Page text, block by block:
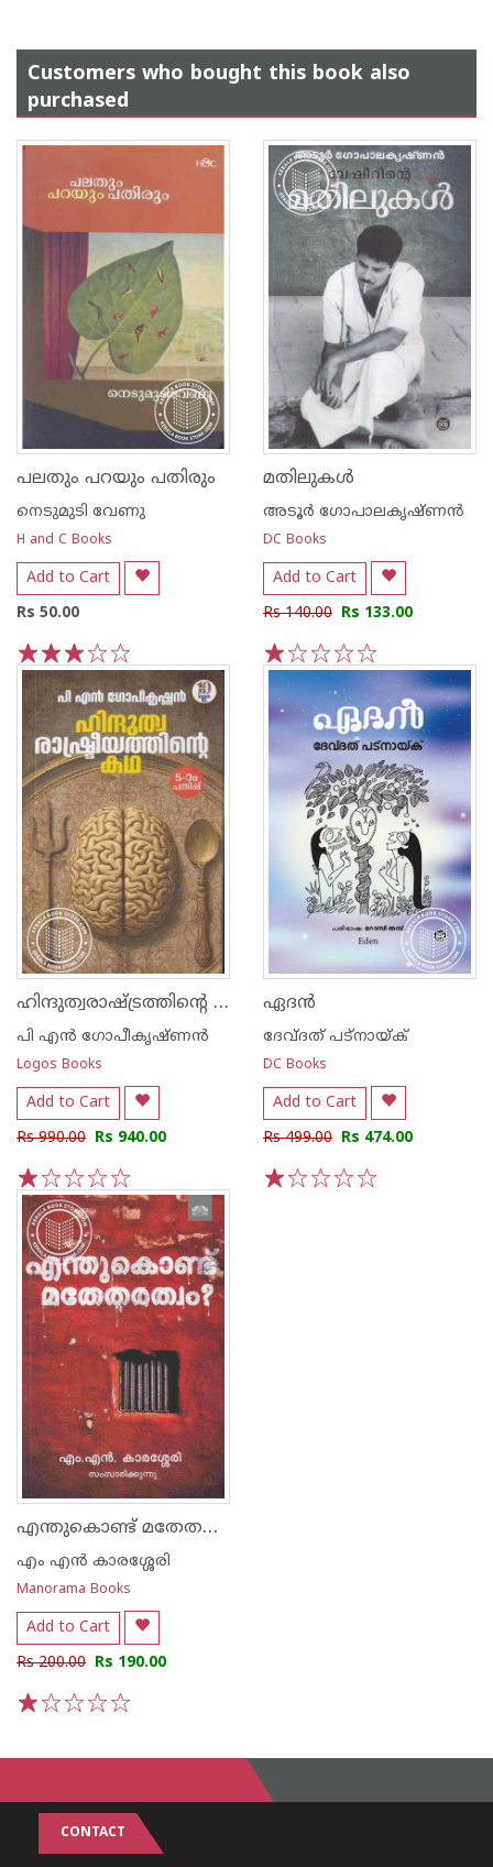
Customers who bought this book also
purchased
പലതും പറയും പതിരും
നെടുമുടി വേണു
H and C Books
Add to Cart
Rs 50.00
5
4
3
2
1
മതിലുകള്‍
അടൂര്‍ ഗോപാലകൃഷ്ണന്‍
DC Books
Add to Cart
Rs 140.00 Rs 133.00
5
4
3
2
1
ഹിന്ദുത്വരാഷ്ട്രത്തിന്റെ കഥ
പി എന്‍ ഗോപീകൃഷ്ണന്‍
Logos Books
Add to Cart
Rs 990.00 Rs 940.00
5
4
3
2
1
ഏദൻ
ദേവ്ദത് പട്നായ്ക്
DC Books
Add to Cart
Rs 499.00 Rs 474.00
എന്തുകൊണ്ട് മതേതരത്വം
എം എന്‍ കാരശ്ശേരി
Manorama Books
Add to Cart
Rs 200.00 Rs 190.00
CONTACT